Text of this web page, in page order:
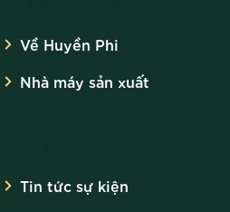
Về Huyền Phi
Nhà máy sản xuất
Tin tức sự kiện